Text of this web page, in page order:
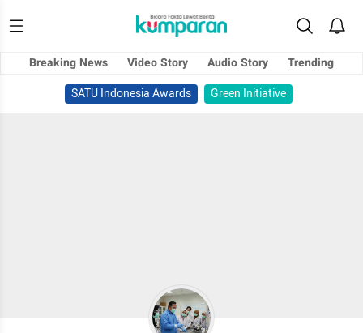
Breaking News Video Story Audio Story
Trending
SATU Indonesia Awards
Green Initiative